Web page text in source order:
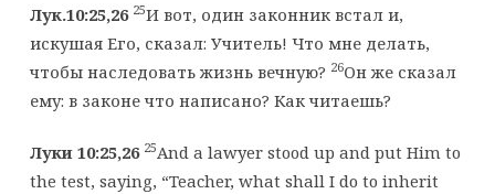
Лук.10:25,26 25И вот, один законник встал и,
искушая Его, сказал: Учитель! Что мне делать,
чтобы наследовать жизнь вечную? 26Он же сказал
ему: в законе что написано? Как читаешь?
Луки 10:25,26 25And a lawyer stood up and put Him to
the test, saying, “Teacher, what shall I do to inherit